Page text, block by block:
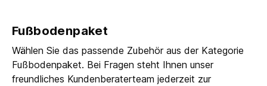
Fußbodenpaket
Wählen Sie das passende Zubehör aus der Kategorie
Fußbodenpaket. Bei Fragen steht Ihnen unser
freundliches Kundenberaterteam jederzeit zur